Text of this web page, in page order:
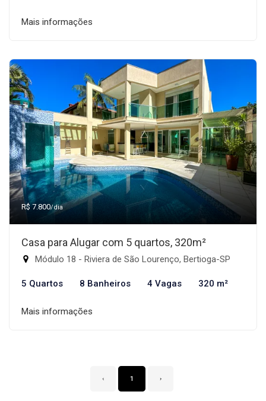
Mais informações
R$ 7.800/dia
Casa para Alugar com 5 quartos, 320m²
Módulo 18 - Riviera de São Lourenço, Bertioga-SP
5 Quartos 8 Banheiros 4 Vagas 320 m²
Mais informações
‹ 1 ›